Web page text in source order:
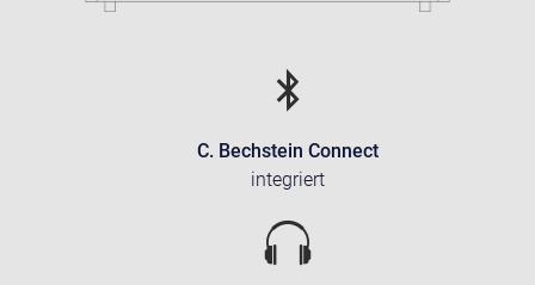
C. Bechstein Connect
integriert